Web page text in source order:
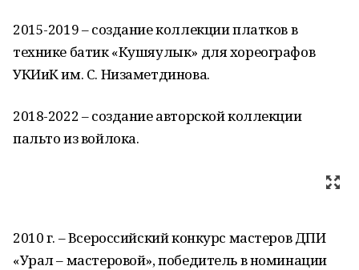
2015-2019 – создание коллекции платков в
технике батик «Кушяулык» для хореографов
УКИиК им. С. Низаметдинова.
2018-2022 – создание авторской коллекции
пальто из войлока.
2010 г. – Всероссийский конкурс мастеров ДПИ
«Урал – мастеровой», победитель в номинации